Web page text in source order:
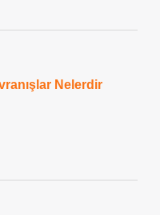
Nelerdir